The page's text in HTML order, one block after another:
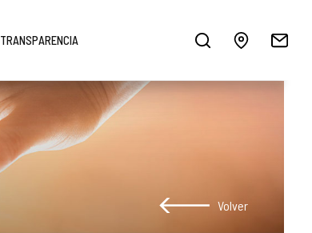
TRANSPARENCIA
Volver